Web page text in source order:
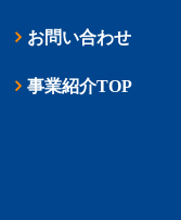
お問い合わせ
事業紹介TOP